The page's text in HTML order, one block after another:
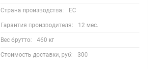
Страна производства: EC
Гарантия производителя: 12 мес.
Вес брутто: 460 кг
Стоимость доставки, руб: 300